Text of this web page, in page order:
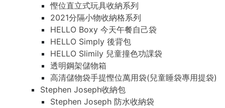
慳位直立式玩具收納系列
2021分隔小物收納格系列
HELLO Boxy 今天午餐自己袋
HELLO Simply 後背包
HELLO Slimily 兒童撞色功課袋
透明鋼架儲物箱
高清儲物袋手提慳位萬用袋(兒童睡袋專用提袋)
Stephen Joseph收納包
Stephen Joseph 防水收納袋